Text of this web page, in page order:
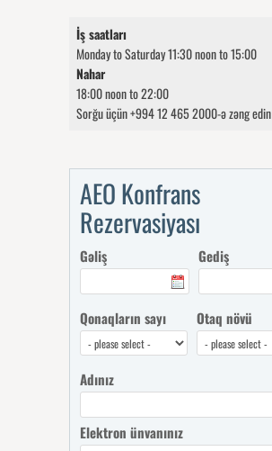
İş saatları
Monday to Saturday 11:30 noon to 15:00
Nahar
18:00 noon to 22:00
Sorğu üçün +994 12 465 2000-ə zəng edin
AEO Konfrans
Rezervasiyası
Gəliş Gediş
Qonaqların sayı Otaq növü
Adınız
Elektron ünvanınız